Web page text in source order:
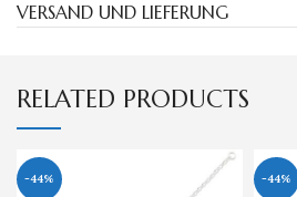
VERSAND UND LIEFERUNG
RELATED PRODUCTS
-44% -44%